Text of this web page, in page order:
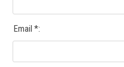
Email *: